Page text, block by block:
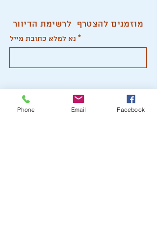
מוזמנים להצטרף לרשימת הדיוור
הרשמה
Phone Email Facebook